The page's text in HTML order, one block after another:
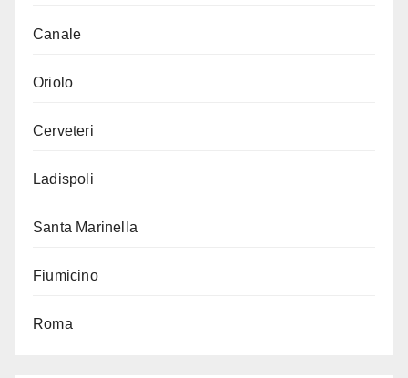
Canale
Oriolo
Cerveteri
Ladispoli
Santa Marinella
Fiumicino
Roma